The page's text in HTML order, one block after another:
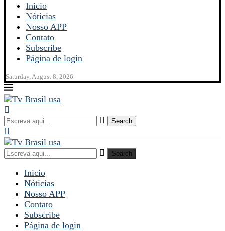
Inicio
Nóticias
Nosso APP
Contato
Subscribe
Página de login
Saturday, August 8, 2026
Search
Search
Inicio
Nóticias
Nosso APP
Contato
Subscribe
Página de login